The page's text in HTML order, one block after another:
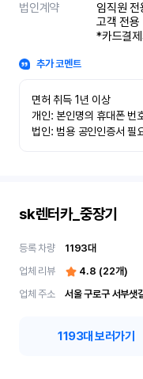
법인계약
임직원 전
고객 전용
*카드결
추가 코멘트
면허 취득 1년 이상
개인: 본인명의 휴대폰 번
법인: 범용 공인인증서 필
sk렌터카_중장기
등록 차량 1193대
업체 리뷰
4.8 (22개)
업체 주소
서울 구로구 서부샛
1193대 보러가기